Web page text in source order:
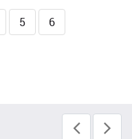
5 6